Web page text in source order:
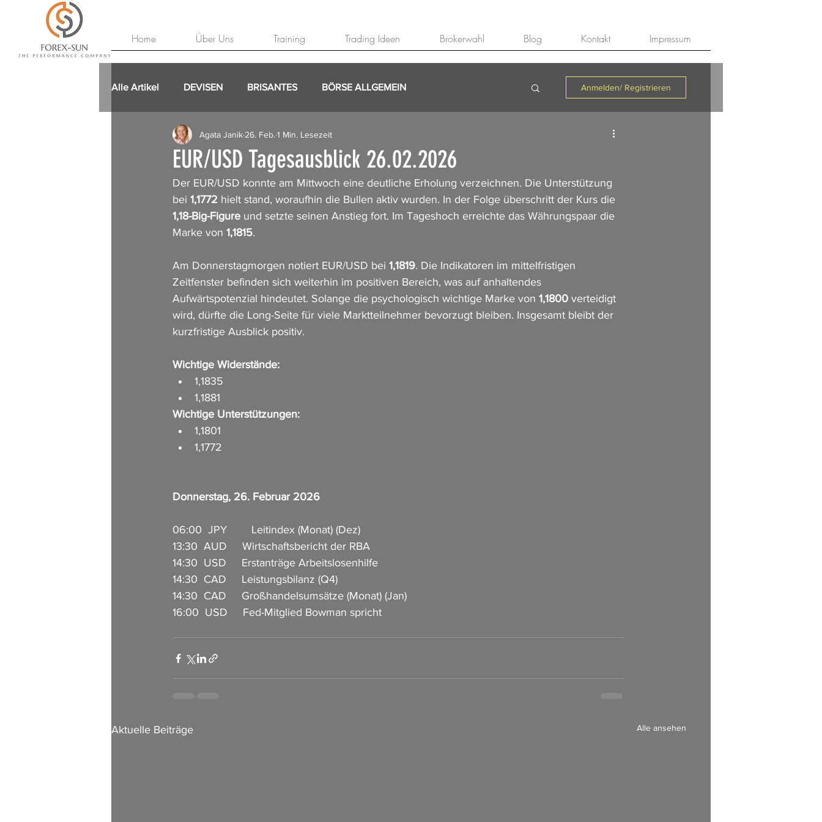
Home Über Uns Training Trading Ideen Brokerwahl Blog Kontakt Impressum
Alle Artikel DEVISEN BRISANTES BÖRSE ALLGEMEIN Anmelden/ Registrieren
EUR/USD Tagesausblick 26.02.2026
Agata Janik 26. Feb. 1 Min. Lesezeit
Der EUR/USD konnte am Mittwoch eine deutliche Erholung verzeichnen. Die Unterstützung
bei 1,1772 hielt stand, woraufhin die Bullen aktiv wurden. In der Folge überschritt der Kurs die
1,18-Big-Figure und setzte seinen Anstieg fort. Im Tageshoch erreichte das Währungspaar die
Marke von 1,1815.
Am Donnerstagmorgen notiert EUR/USD bei 1,1819. Die Indikatoren im mittelfristigen
Zeitfenster befinden sich weiterhin im positiven Bereich, was auf anhaltendes
Aufwärtspotenzial hindeutet. Solange die psychologisch wichtige Marke von 1,1800 verteidigt
wird, dürfte die Long-Seite für viele Marktteilnehmer bevorzugt bleiben. Insgesamt bleibt der
kurzfristige Ausblick positiv.
Wichtige Widerstände:
1,1835
1,1881
Wichtige Unterstützungen:
1,1801
1,1772
Donnerstag, 26. Februar 2026
06:00  JPY        Leitindex (Monat) (Dez)
13:30  AUD     Wirtschaftsbericht der RBA
14:30  USD     Erstanträge Arbeitslosenhilfe
14:30  CAD     Leistungsbilanz (Q4)
14:30  CAD     Großhandelsumsätze (Monat) (Jan)
16:00  USD     Fed-Mitglied Bowman spricht
Aktuelle Beiträge Alle ansehen